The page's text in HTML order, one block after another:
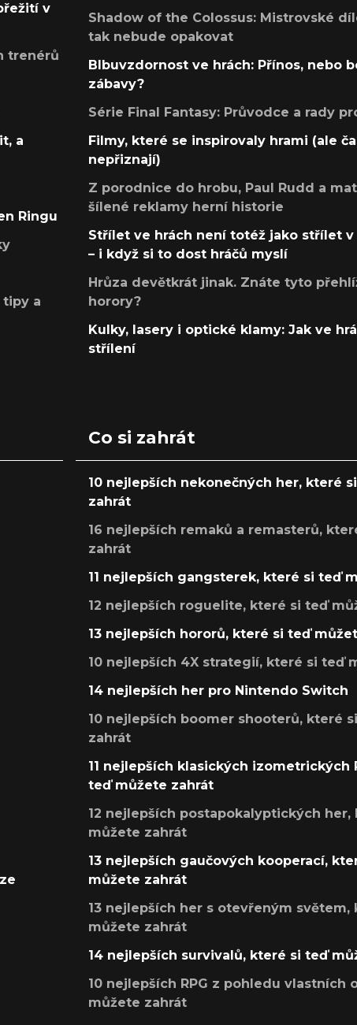
v
trenérů
a
Ringu
a
Shadow of the Colossus: Mistrovské
tak nebude opakovat
Blbuvzdornost ve hrách: Přínos, nebo
zábavy?
Série Final Fantasy: Průvodce a rady
Filmy, které se inspirovaly hrami (ale
nepřiznají)
Z porodnice do hrobu, Paul Rudd a
šílené reklamy herní historie
Střílet ve hrách není totéž jako střílet
– i když si to dost hráčů myslí
Hrůza devětkrát jinak. Znáte tyto
horory?
Kulky, lasery i optické klamy: Jak ve
střílení
Co si zahrát
10 nejlepších nekonečných her, které
zahrát
16 nejlepších remaků a remasterů,
zahrát
11 nejlepších gangsterek, které si teď
12 nejlepších roguelite, které si teď
13 nejlepších hororů, které si teď
10 nejlepších 4X strategií, které si teď
14 nejlepších her pro Nintendo Switch
10 nejlepších boomer shooterů, které
zahrát
11 nejlepších klasických izometrických
teď můžete zahrát
12 nejlepších postapokalyptických her,
můžete zahrát
13 nejlepších gaučových kooperací,
můžete zahrát
13 nejlepších her s otevřeným světem,
můžete zahrát
14 nejlepších survivalů, které si teď
10 nejlepších RPG z pohledu vlastních
můžete zahrát